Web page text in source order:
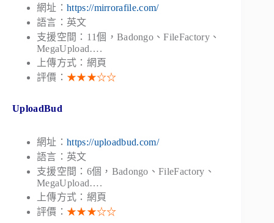
網址： https://mirrorafile.com/
語言：英文
支援空間：11個，Badongo、FileFactory、
MegaUpload….
上傳方式：網頁
評價： ★★★☆☆
UploadBud
網址： https://uploadbud.com/
語言：英文
支援空間：6個，Badongo、FileFactory、
MegaUpload….
上傳方式：網頁
評價： ★★★☆☆